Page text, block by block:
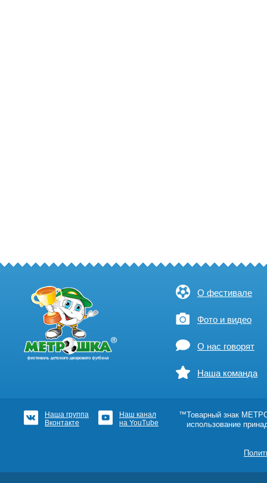
О фестивале
Фото и видео
О нас говорят
Наша команда
Наша группа
Вконтакте
Наш канал
на YouTube
™Товарный знак
использование